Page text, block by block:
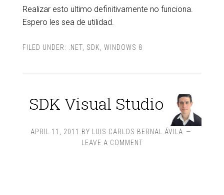
Realizar esto ultimo definitivamente no funciona.
Espero les sea de utilidad.
FILED UNDER: .NET, SDK WINDOWS 8
SDK Visual Studio
APRIL 11, 2011 BY
LUIS CARLOS BERNAL ÁVILA
LEAVE A COMMENT